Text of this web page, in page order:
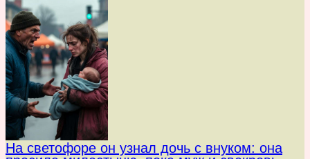
На светофоре он узнал дочь с внуком: она